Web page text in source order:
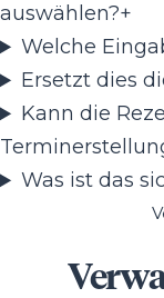
auswählen?+
Welche
Ersetzt dies
Kann die
Was ist das